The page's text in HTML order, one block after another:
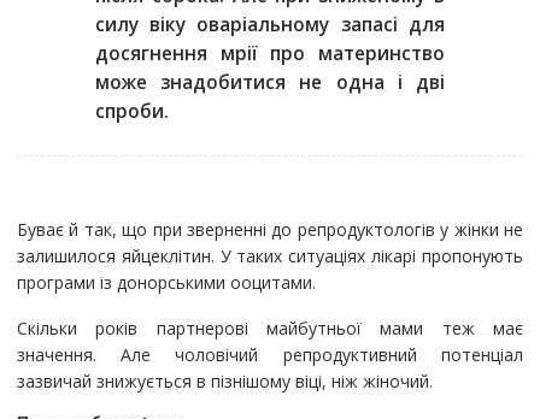
силу віку оваріальному запасі для
досягнення мрії про материнство
може знадобитися не одна і дві
спроби.
Буває й так, що при зверненні до репродуктологів у жінки не
залишилося яйцеклітин. У таких ситуаціях лікарі пропонують
програми із донорськими ооцитами.
Скільки років партнерові майбутньої мами теж має
значення. Але чоловічий репродуктивний потенціал
зазвичай знижується в пізнішому віці, ніж жіночий.